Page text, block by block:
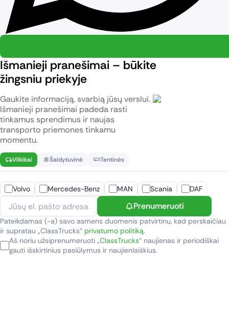
Išmanieji pranešimai – būkite
žingsniu priekyje
Gaukite informaciją, svarbią jūsų verslui.
Išmanieji pranešimai padeda rasti
tinkamus sprendimus ir naujas
transporto priemones tinkamu
momentu.
Vilkikai Šaldytuvinė Tentinės
Volvo Mercedes-Benz MAN Scania DAF
Prenumeruoti
Pateikdamas (-a) savo asmens duomenis patvirtinu, kad perskaičiau
ir supratau „ClassTrucks“ privatumo politiką.
Aš noriu užsiprenumeruoti „ClassTrucks“ naujienas ir periodiškai
gauti išskirtinius pasiūlymus ir naujienlaiškius.